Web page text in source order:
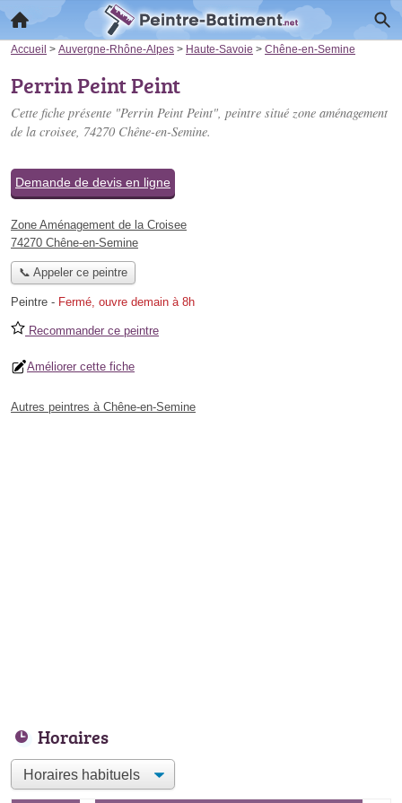
Accueil > Auvergne-Rhône-Alpes > Haute-Savoie > Chêne-en-Semine
Perrin Peint Peint
Cette fiche présente "Perrin Peint Peint", peintre situé zone aménagement
de la croisee, 74270 Chêne-en-Semine.
Demande de devis en ligne
Zone Aménagement de la Croisee
74270 Chêne-en-Semine
📞 Appeler ce peintre
Peintre - Fermé, ouvre demain à 8h
Recommander ce peintre
Améliorer cette fiche
Autres peintres à Chêne-en-Semine
Horaires